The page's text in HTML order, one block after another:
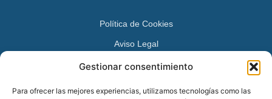
Gestionar consentimiento
Para ofrecer las mejores experiencias, utilizamos tecnologías como las
Política de Cookies
Aviso Legal
Política de Privacidad